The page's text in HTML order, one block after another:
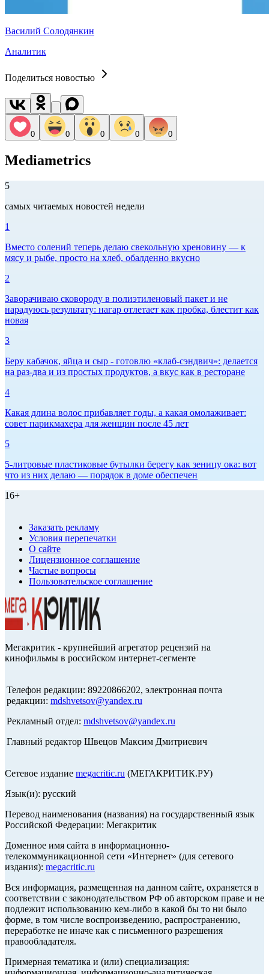
Василий Солодянкин
Аналитик
Поделиться новостью
0 0 0 0 0
Mediametrics
5
самых читаемых новостей недели
1
Вместо солений теперь делаю свекольную хреновину — к
мясу и рыбе, просто на хлеб, обалденно вкусно
2
Заворачиваю сковороду в полиэтиленовый пакет и не
нарадуюсь результату: нагар отлетает как пробка, блестит как
новая
3
Беру кабачок, яйца и сыр - готовлю «клаб-сэндвич»: делается
на раз-два и из простых продуктов, а вкус как в ресторане
4
Какая длина волос прибавляет годы, а какая омолаживает:
совет парикмахера для женщин после 45 лет
5
5-литровые пластиковые бутылки берегу как зеницу ока: вот
что из них делаю — порядок в доме обеспечен
16+
Заказать рекламу
Условия перепечатки
О сайте
Лицензионное соглашение
Частые вопросы
Пользовательское соглашение
Мегакритик - крупнейший агрегатор рецензий на
кинофильмы в российском интернет-сегменте
Телефон редакции: 89220866202, электронная почта
редакции: mdshvetsov@yandex.ru
Рекламный отдел: mdshvetsov@yandex.ru
Главный редактор Швецов Максим Дмитриевич
Сетевое издание megacritic.ru (МЕГАКРИТИК.РУ)
Язык(и): русский
Перевод наименования (названия) на государственный язык
Российской Федерации: Мегакритик
Доменное имя сайта в информационно-
телекоммуникационной сети «Интернет» (для сетевого
издания): megacritic.ru
Вся информация, размещенная на данном сайте, охраняется в
соответствии с законодательством РФ об авторском праве и не
подлежит использованию кем-либо в какой бы то ни было
форме, в том числе воспроизведению, распространению,
переработке не иначе как с письменного разрешения
правообладателя.
Примерная тематика и (или) специализация: